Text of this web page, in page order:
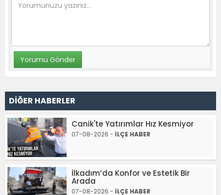
DİĞER HABERLER
Canik'te Yatırımlar Hız Kesmiyor
07-08-2026 - İLÇE HABER
İlkadım’da Konfor ve Estetik Bir
Arada
07-08-2026 - İLÇE HABER